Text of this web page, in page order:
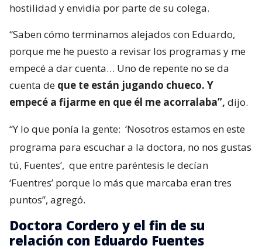
hostilidad y envidia por parte de su colega.
“Saben cómo terminamos alejados con Eduardo,
porque me he puesto a revisar los programas y me
empecé a dar cuenta… Uno de repente no se da
cuenta de que te están jugando chueco. Y
empecé a fijarme en que él me acorralaba”, dijo.
“Y lo que ponía la gente: ‘Nosotros estamos en este
programa para escuchar a la doctora, no nos gustas
tú, Fuentes’, que entre paréntesis le decían
‘Fuentres’ porque lo más que marcaba eran tres
puntos”, agregó.
Doctora Cordero y el fin de su
relación con Eduardo Fuentes